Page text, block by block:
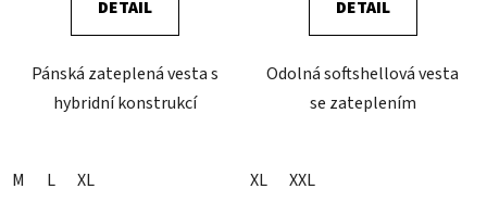
DETAIL
Pánská zateplená vesta s
hybridní konstrukcí
M L XL
DETAIL
Odolná softshellová vesta
se zateplením
XL XXL